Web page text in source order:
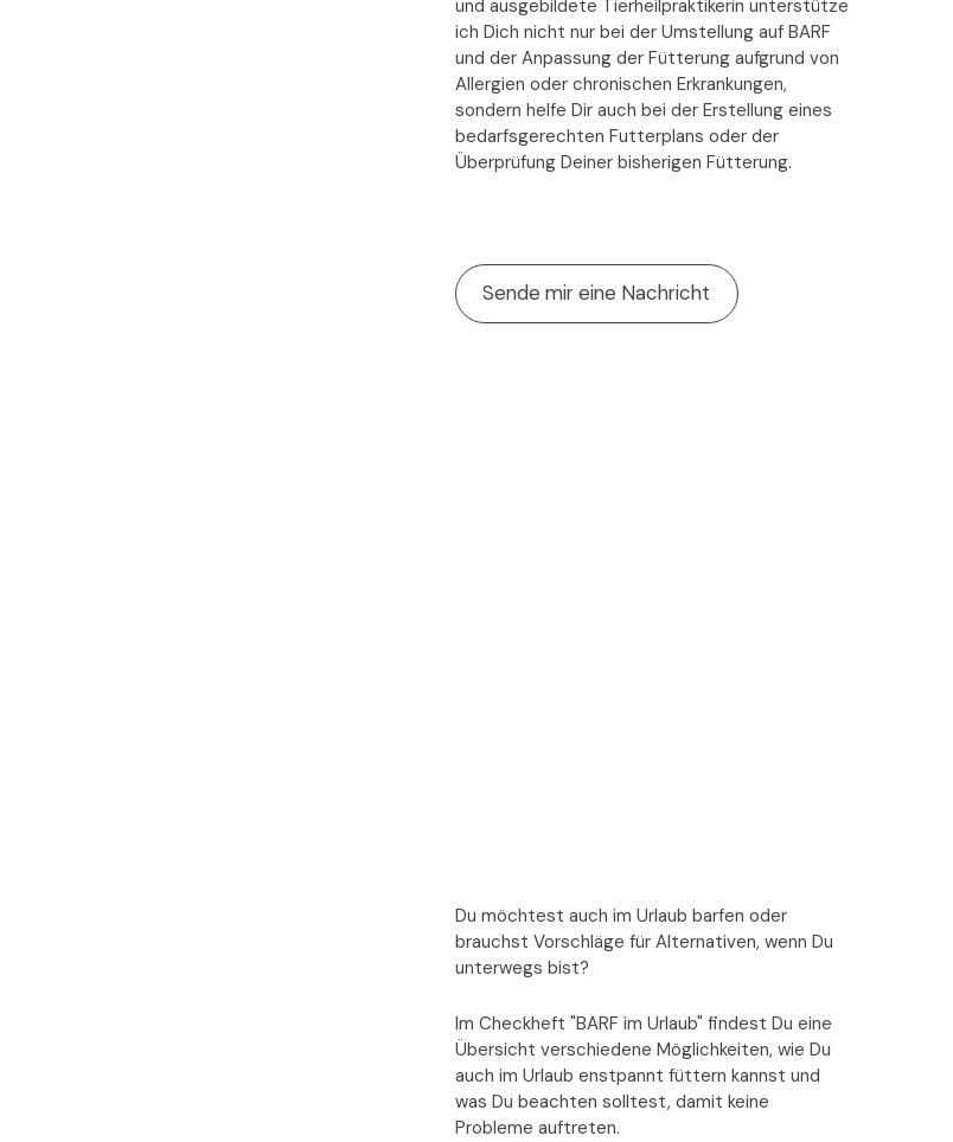
und ausgebildete Tierheilpraktikerin unterstütze
ich Dich nicht nur bei der Umstellung auf BARF
und der Anpassung der Fütterung aufgrund von
Allergien oder chronischen Erkrankungen,
sondern helfe Dir auch bei der Erstellung eines
bedarfsgerechten Futterplans oder der
Überprüfung Deiner bisherigen Fütterung.
Sende mir eine Nachricht
Du möchtest auch im Urlaub barfen oder
brauchst Vorschläge für Alternativen, wenn Du
unterwegs bist?
Im Checkheft "BARF im Urlaub" findest Du eine
Übersicht verschiedene Möglichkeiten, wie Du
auch im Urlaub enstpannt füttern kannst und
was Du beachten solltest, damit keine
Probleme auftreten.